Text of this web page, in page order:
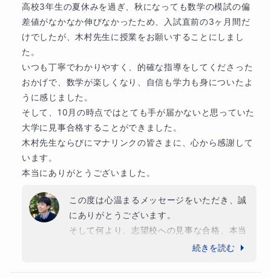
「基礎を深掘る」思考訓練 —— 基礎を“簡単なこと”で
終わらせず、応用に直結する本質理解へ
言語化を軸にした対話型授業 —— 生徒自身の言葉で説
明できるまで、丁寧に寄り添います
質を厳選した演習 —— 解きっぱなしを排除し、「なぜ
その解法か？」まで掘り下げる
24時間365日の質問対応 —— わからないを翌日まで
持ち越さない仕組みで理解を即時解消
完全個別設計の学習戦略 —— 弱点・志望校・性格まで
加味して“勝てる計画”を設計
✅ こんな方に最適な指導です
・「どこから崩れたのか分からない」状態で困ってい
・応用問題になると歯が立たない、でも基礎はできて
いるつもりの方
・基礎から受験レベルまで、本気で成績を伸ばしたい
・一人で勉強していても不安や焦りが消えない方
【中学受験】
早稲田佐賀中🌸
明大中野中🌸
青山学院中🌸
法政第二中🌸
成城中🌸
日本学園中🌸
三田国際中🌸
専修大松戸中🌸
上記以外にも多くの生徒が偏差値を大幅に向上させ、
志望校への合格を果たしています！
難関国公立大学
東京工業大学 名古屋大学
京都大学
高校3年生の夏休みを過ぎ、秋になっても数学の模試の偏
差値がなかなか伸びなかったため、入試直前の3ヶ月間だ
けでしたが、木村先生に授業をお願いすることにしまし
た。
いつも丁寧でわかりやすく、的確な指導をしてくださった
おかげで、数学が楽しくなり、自信も学力も身についたよ
うに感じました。
そして、10月の時点ではとても手が届かないと思っていた
大学に見事合格することができました。
木村先生ならびにマナリンクの皆さまに、心から感謝して
います。
本当にありがとうございました。
この度は心温まるメッセージをいただき、誠
にありがとうございます。
そして何より、志望校への見事な合格、本当
におめでとうございます！私も自分のことの
続きを読む